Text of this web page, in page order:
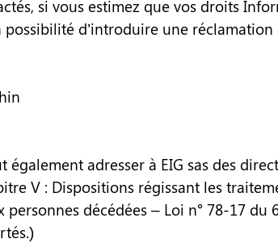
si vous estimez que vos droits
possibilité d’introduire une
adresser à EIG sas des
V : Dispositions régissant les
personnes décédées – Loi n° 78-17 du